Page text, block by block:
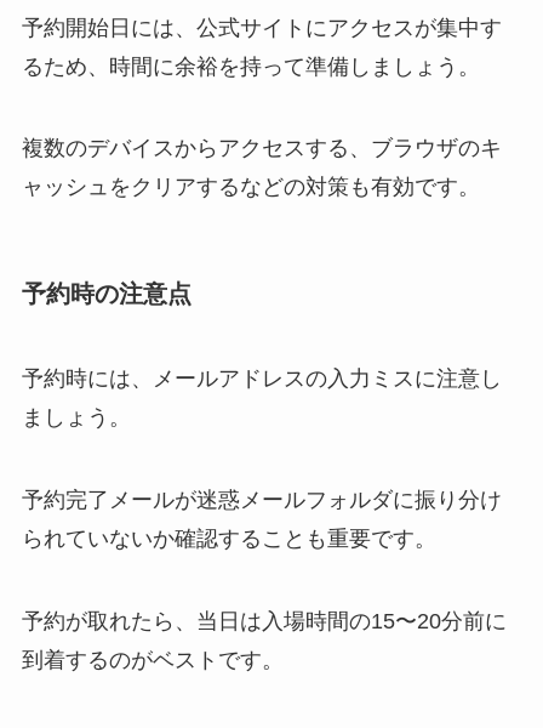
予約開始日には、公式サイトにアクセスが集中す
るため、時間に余裕を持って準備しましょう。
複数のデバイスからアクセスする、ブラウザのキ
ャッシュをクリアするなどの対策も有効です。
予約時の注意点
予約時には、メールアドレスの入力ミスに注意し
ましょう。
予約完了メールが迷惑メールフォルダに振り分け
られていないか確認することも重要です。
予約が取れたら、当日は入場時間の15〜20分前に
到着するのがベストです。